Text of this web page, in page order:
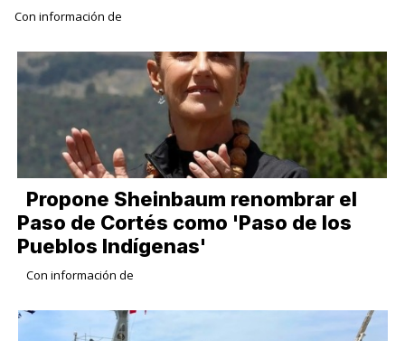
Con información de
Propone Sheinbaum renombrar el
Paso de Cortés como 'Paso de los
Pueblos Indígenas'
Con información de